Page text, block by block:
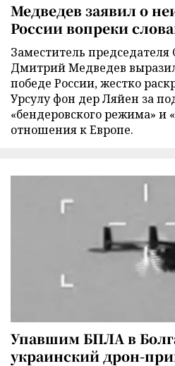
Медведев заявил о
России вопреки
Заместитель председателя
Дмитрий Медведев
победе России, жестко
Урсулу фон дер Ляйен за
«бендеровского режима» и
отношения к Европе.
Упавшим БПЛА в
украинский дрон-